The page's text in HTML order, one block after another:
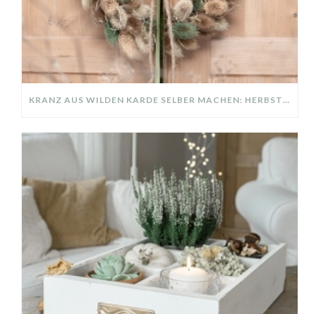
KRANZ AUS WILDEN KARDE SELBER MACHEN: HERBSTDEKO GANZ EINFACH